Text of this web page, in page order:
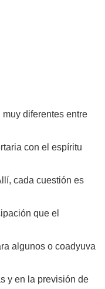
diferentes entre
con el espíritu
cada cuestión es
que el
algunos o coadyuva
y en la previsión de